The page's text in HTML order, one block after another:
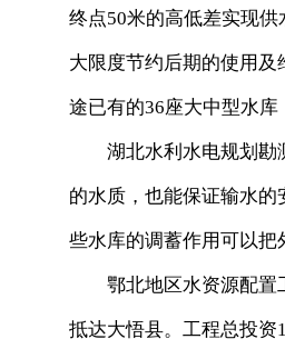
终点50米的高低差实现
大限度节约后期的使用
途已有的36座大中型水
湖北水利水电规划勘测
的水质，也能保证输水
些水库的调蓄作用可以把
鄂北地区水资源配置工
抵达大悟县。工程总投资